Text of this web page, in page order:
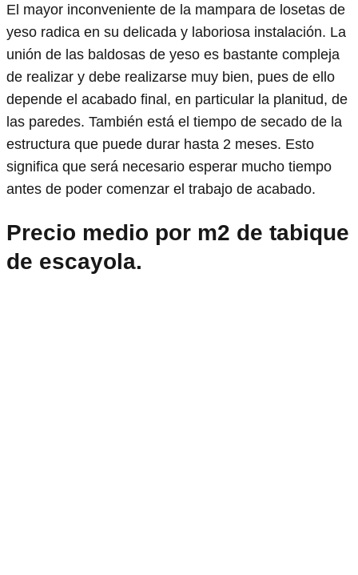
El mayor inconveniente de la mampara de losetas de
yeso radica en su delicada y laboriosa instalación. La
unión de las baldosas de yeso es bastante compleja
de realizar y debe realizarse muy bien, pues de ello
depende el acabado final, en particular la planitud, de
las paredes. También está el tiempo de secado de la
estructura que puede durar hasta 2 meses. Esto
significa que será necesario esperar mucho tiempo
antes de poder comenzar el trabajo de acabado.
Precio medio por m2 de tabique
de escayola.